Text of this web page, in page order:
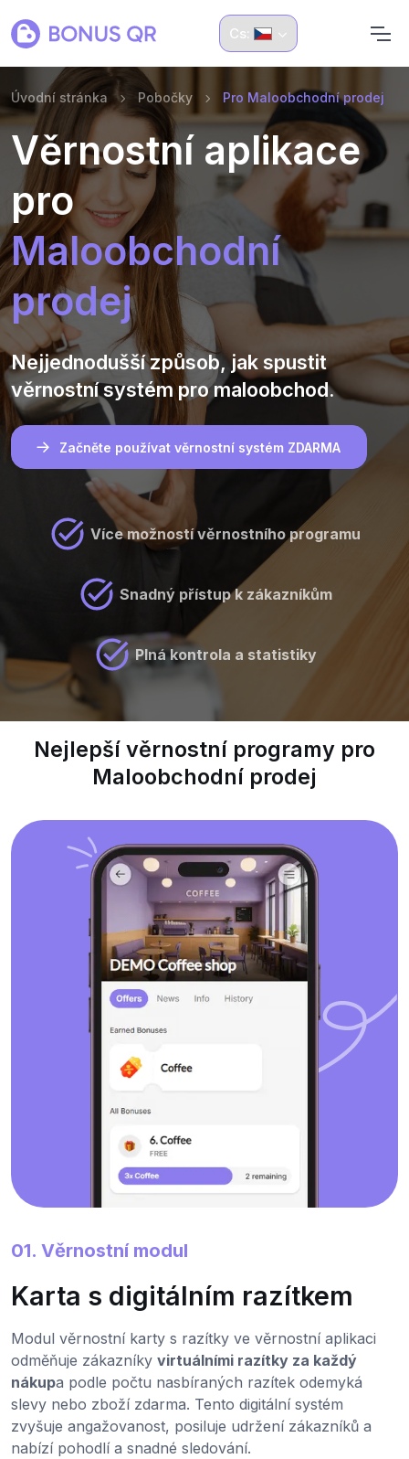
Cs:
Úvodní stránka Pobočky Pro Maloobchodní prodej
Věrnostní aplikace
pro
Maloobchodní
prodej
Nejjednodušší způsob, jak spustit
věrnostní systém pro maloobchod.
Začněte používat věrnostní systém ZDARMA
Více možností věrnostního programu
Snadný přístup k zákazníkům
Plná kontrola a statistiky
Nejlepší věrnostní programy pro
Maloobchodní prodej
01. Věrnostní modul
Karta s digitálním razítkem
Modul věrnostní karty s razítky ve věrnostní aplikaci
odměňuje zákazníky virtuálními razítky za každý
nákupa podle počtu nasbíraných razítek odemyká
slevy nebo zboží zdarma. Tento digitální systém
zvyšuje angažovanost, posiluje udržení zákazníků a
nabízí pohodlí a snadné sledování.